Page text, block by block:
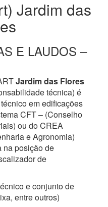
Jardim das
E LAUDOS –
Jardim das Flores
técnica) é
em edificações
CFT – (Conselho
ou do CREA
e Agronomia)
na posição de
de
e conjunto de
entre outros)